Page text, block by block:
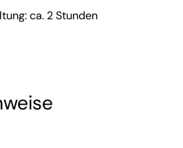
ca. 2 Stunden